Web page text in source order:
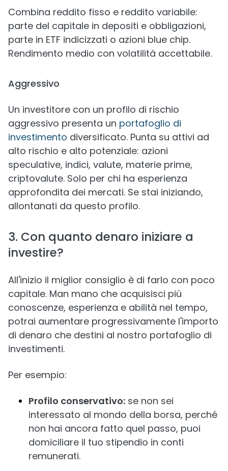
Combina reddito fisso e reddito variabile:
parte del capitale in depositi e obbligazioni,
parte in ETF indicizzati o azioni blue chip.
Rendimento medio con volatilità accettabile.
Aggressivo
Un investitore con un profilo di rischio
aggressivo presenta un portafoglio di
investimento diversificato. Punta su attivi ad
alto rischio e alto potenziale: azioni
speculative, indici, valute, materie prime,
criptovalute. Solo per chi ha esperienza
approfondita dei mercati. Se stai iniziando,
allontanati da questo profilo.
3. Con quanto denaro iniziare a
investire?
All'inizio il miglior consiglio è di farlo con poco
capitale. Man mano che acquisisci più
conoscenze, esperienza e abilità nel tempo,
potrai aumentare progressivamente l'importo
di denaro che destini al nostro portafoglio di
investimenti.
Per esempio:
Profilo conservativo: se non sei
interessato al mondo della borsa, perché
non hai ancora fatto quel passo, puoi
domiciliare il tuo stipendio in conti
remunerati.